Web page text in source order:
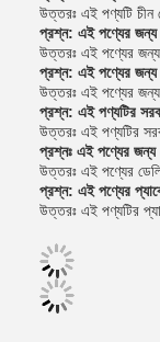
উত্তরঃ এই পণ্যটি চীন
প্রশ্ন: এই পণ্যের জন্য
উত্তরঃ এই পণ্যের জন্য
প্রশ্ন: এই পণ্যের জন্য
উত্তরঃ এই পণ্যের
প্রশ্ন: এই পণ্যটির
উত্তরঃ এই পণ্যটির
প্রশ্নঃ এই পণ্যের জন্য
উত্তরঃ এই পণ্যের
প্রশ্ন: এই পণ্যের
উত্তরঃ এই পণ্যটির